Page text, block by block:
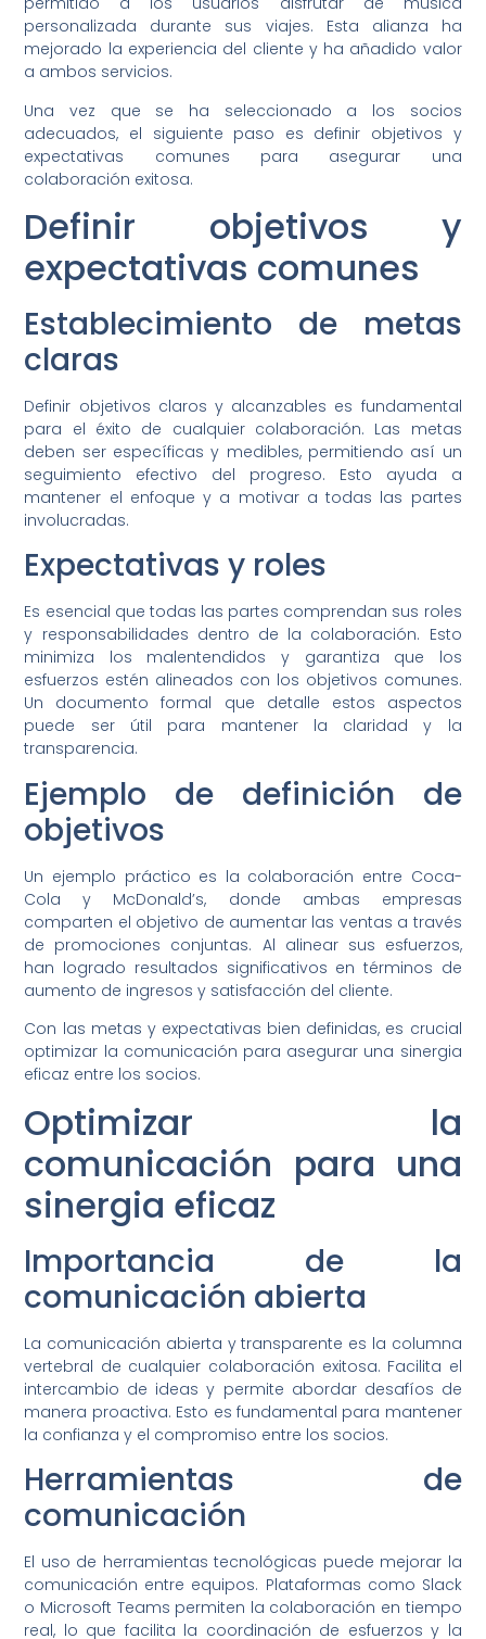
personalizada durante sus viajes. Esta alianza ha
mejorado la experiencia del cliente y ha añadido valor
a ambos servicios.
Una vez que se ha seleccionado a los socios
adecuados, el siguiente paso es definir objetivos y
expectativas comunes para asegurar una
colaboración exitosa.
Definir objetivos y
expectativas comunes
Establecimiento de metas
claras
Definir objetivos claros y alcanzables es fundamental
para el éxito de cualquier colaboración. Las metas
deben ser específicas y medibles, permitiendo así un
seguimiento efectivo del progreso. Esto ayuda a
mantener el enfoque y a motivar a todas las partes
involucradas.
Expectativas y roles
Es esencial que todas las partes comprendan sus roles
y responsabilidades dentro de la colaboración. Esto
minimiza los malentendidos y garantiza que los
esfuerzos estén alineados con los objetivos comunes.
Un documento formal que detalle estos aspectos
puede ser útil para mantener la claridad y la
transparencia.
Ejemplo de definición de
objetivos
Un ejemplo práctico es la colaboración entre Coca-
Cola y McDonald’s, donde ambas empresas
comparten el objetivo de aumentar las ventas a través
de promociones conjuntas. Al alinear sus esfuerzos,
han logrado resultados significativos en términos de
aumento de ingresos y satisfacción del cliente.
Con las metas y expectativas bien definidas, es crucial
optimizar la comunicación para asegurar una sinergia
eficaz entre los socios.
Optimizar la
comunicación para una
sinergia eficaz
Importancia de la
comunicación abierta
La comunicación abierta y transparente es la columna
vertebral de cualquier colaboración exitosa. Facilita el
intercambio de ideas y permite abordar desafíos de
manera proactiva. Esto es fundamental para mantener
la confianza y el compromiso entre los socios.
Herramientas de
comunicación
El uso de herramientas tecnológicas puede mejorar la
comunicación entre equipos. Plataformas como Slack
o Microsoft Teams permiten la colaboración en tiempo
real, lo que facilita la coordinación de esfuerzos y la